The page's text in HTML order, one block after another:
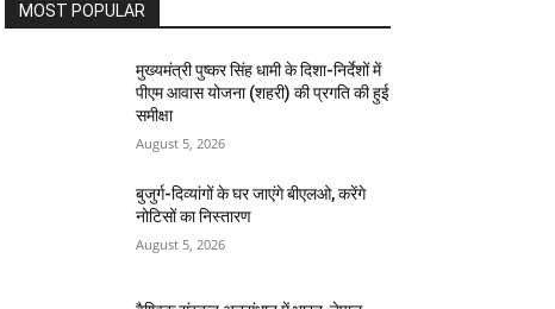
MOST POPULAR
मुख्यमंत्री पुष्कर सिंह धामी के दिशा-निर्देशों में
पीएम आवास योजना (शहरी) की प्रगति की हुई
समीक्षा
August 5, 2026
बुजुर्ग-दिव्यांगों के घर जाएंगे बीएलओ, करेंगे
नोटिसों का निस्तारण
August 5, 2026